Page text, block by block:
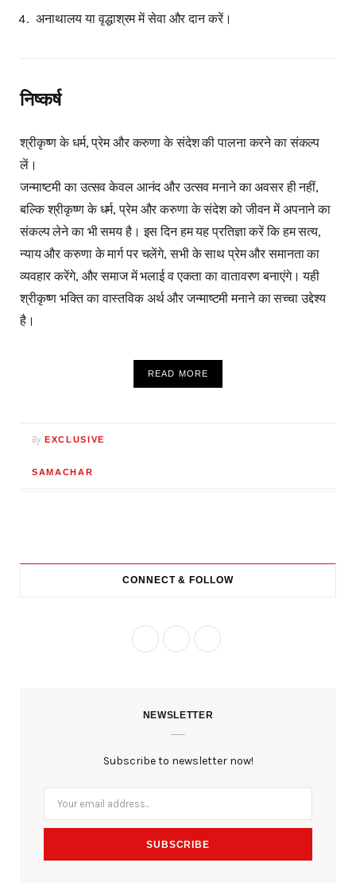
अनाथालय या वृद्धाश्रम में सेवा और दान करें।
निष्कर्ष
श्रीकृष्ण के धर्म, प्रेम और करुणा के संदेश की पालना करने का संकल्प
लें।
जन्माष्टमी का उत्सव केवल आनंद और उत्सव मनाने का अवसर ही नहीं,
बल्कि श्रीकृष्ण के धर्म, प्रेम और करुणा के संदेश को जीवन में अपनाने का
संकल्प लेने का भी समय है। इस दिन हम यह प्रतिज्ञा करें कि हम सत्य,
न्याय और करुणा के मार्ग पर चलेंगे, सभी के साथ प्रेम और समानता का
व्यवहार करेंगे, और समाज में भलाई व एकता का वातावरण बनाएंगे। यही
श्रीकृष्ण भक्ति का वास्तविक अर्थ और जन्माष्टमी मनाने का सच्चा उद्देश्य
है।
READ MORE
By EXCLUSIVE
SAMACHAR
CONNECT & FOLLOW
e
o
k
t
t
a
NEWSLETTER
Subscribe to newsletter now!